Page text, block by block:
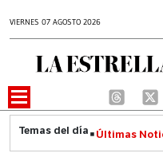
VIERNES 07 AGOSTO 2026
Últimas